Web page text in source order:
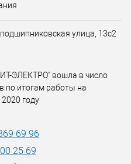
улица, 13с2
ЭЛЕКТРО" вошла в число
по итогам работы на
году
69 96
25 69